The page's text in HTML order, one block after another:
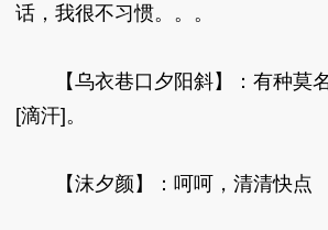
话，我很不习惯。。。
【乌衣巷口夕阳斜】：有种莫名
[滴汗]。
【沫夕颜】：呵呵，清清快点